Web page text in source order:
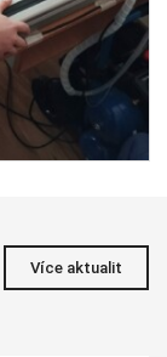
Více aktualit